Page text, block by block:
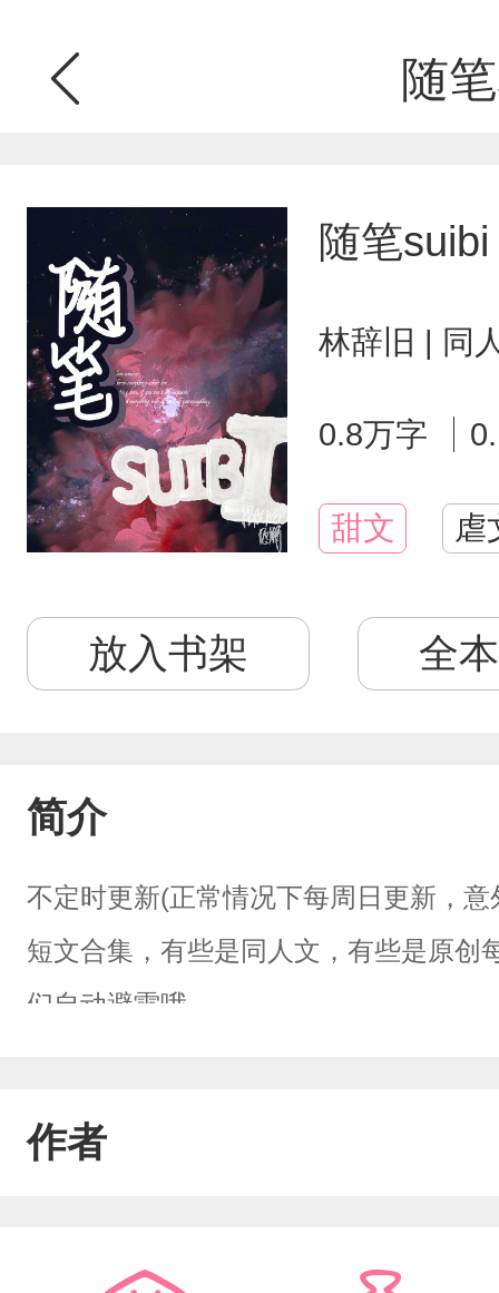
随
随笔suibi
林辞旧 | 同
0.8万字
甜文 虐
放入书架 全
简介
不定时更新(正常情况下每周日更新，
短文合集，有些是同人文，有些是原创
们自动避雷哦～
作者